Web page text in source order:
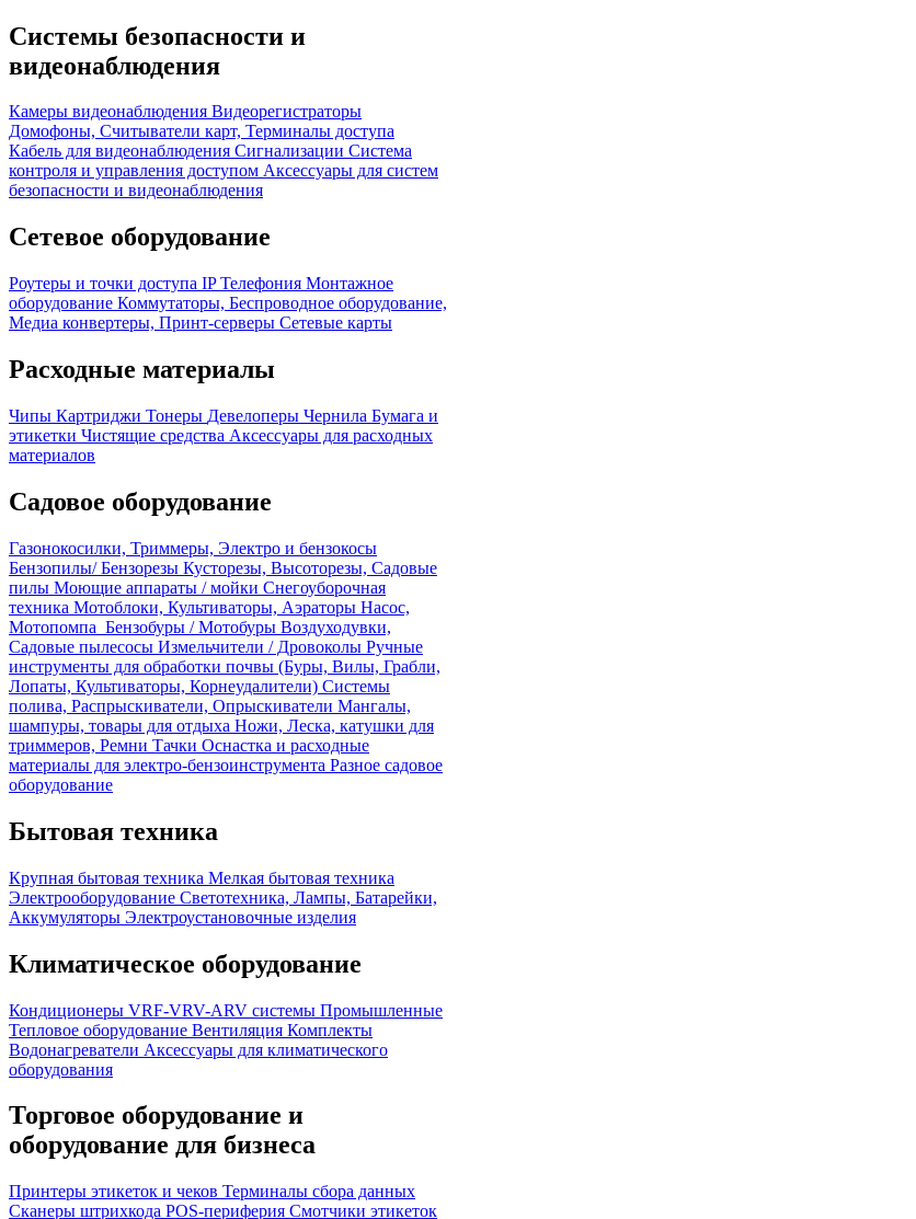
Системы безопасности и
видеонаблюдения
Камеры видеонаблюдения Видеорегистраторы
Домофоны, Считыватели карт, Терминалы доступа
Кабель для видеонаблюдения Сигнализации Система
контроля и управления доступом Аксессуары для систем
безопасности и видеонаблюдения
Сетевое оборудование
Роутеры и точки доступа IP Телефония Монтажное
оборудование Коммутаторы, Беспроводное оборудование,
Медиа конвертеры, Принт-серверы Сетевые карты
Расходные материалы
Чипы Картриджи Тонеры Девелоперы Чернила Бумага и
этикетки Чистящие средства Аксессуары для расходных
материалов
Садовое оборудование
Газонокосилки, Триммеры, Электро и бензокосы
Бензопилы/ Бензорезы Кусторезы, Высоторезы, Садовые
пилы Моющие аппараты / мойки Снегоуборочная
техника Мотоблоки, Культиваторы, Аэраторы Насос,
Мотопомпа Бензобуры / Мотобуры Воздуходувки,
Садовые пылесосы Измельчители / Дровоколы Ручные
инструменты для обработки почвы (Буры, Вилы, Грабли,
Лопаты, Культиваторы, Корнеудалители) Системы
полива, Распрыскиватели, Опрыскиватели Мангалы,
шампуры, товары для отдыха Ножи, Леска, катушки для
триммеров, Ремни Тачки Оснастка и расходные
материалы для электро-бензоинструмента Разное садовое
оборудование
Бытовая техника
Крупная бытовая техника Мелкая бытовая техника
Электрооборудование Светотехника, Лампы, Батарейки,
Аккумуляторы Электроустановочные изделия
Климатическое оборудование
Кондиционеры VRF-VRV-ARV системы Промышленные
Тепловое оборудование Вентиляция Комплекты
Водонагреватели Аксессуары для климатического
оборудования
Торговое оборудование и
оборудование для бизнеса
Принтеры этикеток и чеков Терминалы сбора данных
Сканеры штрихкода POS-периферия Смотчики этикеток